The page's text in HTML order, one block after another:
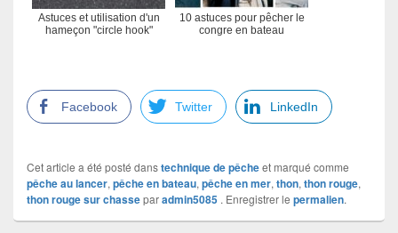
Astuces et utilisation d'un
hameçon "circle hook"
10 astuces pour pêcher le
congre en bateau
Facebook Twitter LinkedIn
Cet article a été posté danstechnique de pêcheet marqué comme
pêche au lancer, pêche en bateau, pêche en mer, thon, thon rouge,
thon rouge sur chasseparadmin5085 . Enregistrer le permalien.